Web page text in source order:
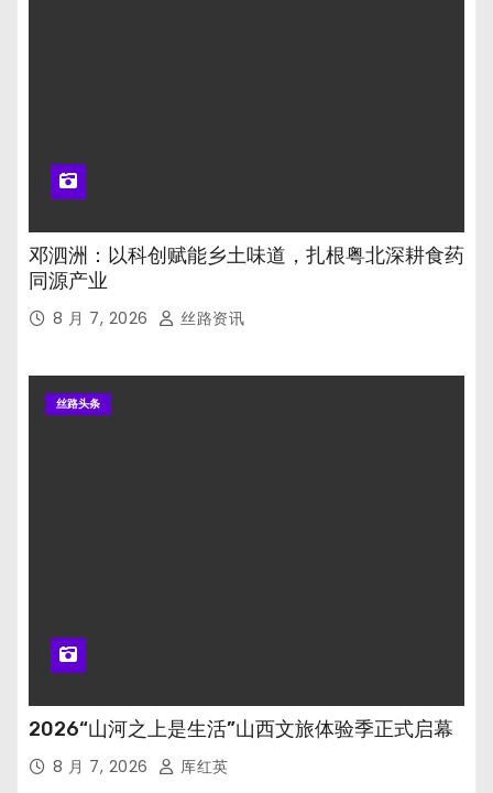
邓泗洲：以科创赋能乡土味道，扎根粤北深耕食药
同源产业
8 月 7, 2026 丝路资讯
丝路头条
2026“山河之上是生活”山西文旅体验季正式启幕
8 月 7, 2026 厍红英